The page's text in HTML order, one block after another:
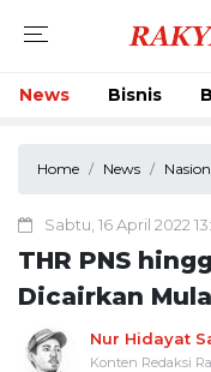
News Bisnis
Home News
Sabtu, 16 April 2022
THR PNS
Dicairkan
Nur Hidayat
Konten Redaksi